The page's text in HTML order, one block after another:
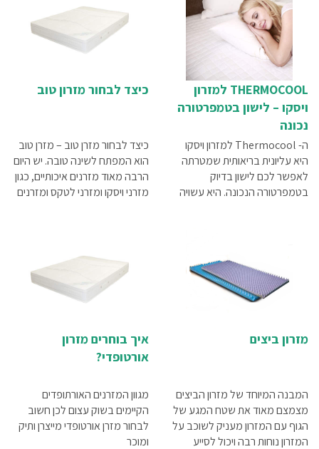
THERMOCOOL למזרון
ויסקו – לישון בטמפרטורה
נכונה
ה- Thermocool למזרון ויסקו
היא עליונית בריאותית שמטרתה
לאפשר לכם לישון בדיוק
בטמפרטורה הנכונה. היא עשויה
כיצד לבחור מזרון טוב
כיצד לבחור מזרן טוב – מזרן טוב
הוא המפתח לשינה טובה. יש היום
הרבה מאוד מזרנים איכותיים, כגון
מזרני ויסקו ומזרני לטקס ומזרנים
השונים ובחרו במזרן הנוח ביותר
עבורכם, וכך תבטיחו לעצמכם
שינה טובה יותר, שממנה תתעוררו
מזרון ביצים
המבנה המיוחד של מזרון הביצים
מצמצם מאוד את שטח המגע של
הגוף עם המזרון מעניק לשוכב על
המזרון נוחות רבה ויכול לסייע
איך בוחרים מזרון
אורטופדי?
מגוון המזרנים האורתופדים
הקיימים בשוק עצום לכן חשוב
לבחור מזרן אורטופדי מייצרן ותיק
ומוכר